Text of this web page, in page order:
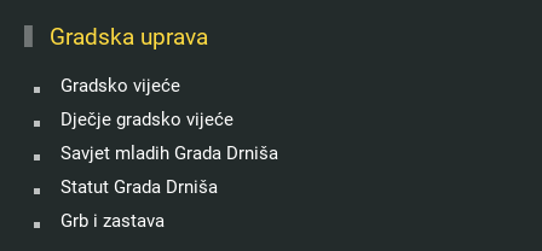
Gradska uprava
Gradsko vijeće
Dječje gradsko vijeće
Savjet mladih Grada Drniša
Statut Grada Drniša
Grb i zastava